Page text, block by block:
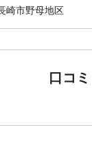
崎市野母地区
口コミ